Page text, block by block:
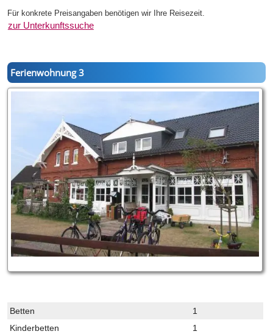
Für konkrete Preisangaben benötigen wir Ihre Reisezeit.
zur Unterkunftssuche
Ferienwohnung 3
Betten
1
Kinderbetten
1